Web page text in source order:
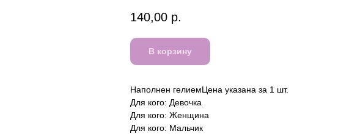
140,00 р.
В корзину
Наполнен гелиемЦена указана за 1 шт.
Для кого: Девочка
Для кого: Женщина
Для кого: Мальчик